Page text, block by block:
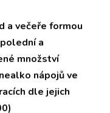
a večeře formou
a
množství
nápojů ve
dle jejich